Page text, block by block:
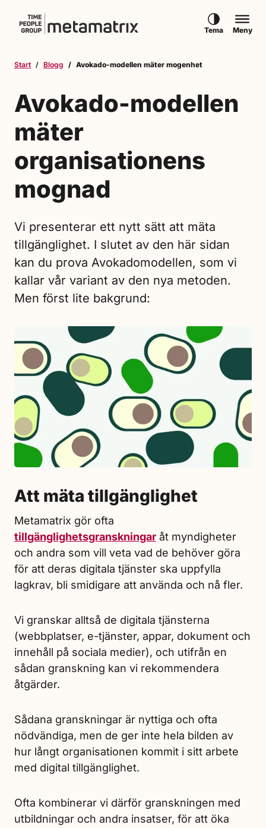
Hoppa till innehåll
Tema Meny
Start Blogg Avokado-modellen mäter mogenhet
Avokado-modellen
mäter
organisationens
mognad
Vi presenterar ett nytt sätt att mäta
tillgänglighet. I slutet av den här sidan
kan du prova Avokadomodellen, som vi
kallar vår variant av den nya metoden.
Men först lite bakgrund:
Att mäta tillgänglighet
Metamatrix gör ofta
tillgänglighetsgranskningar åt myndigheter
och andra som vill veta vad de behöver göra
för att deras digitala tjänster ska uppfylla
lagkrav, bli smidigare att använda och nå fler.
Vi granskar alltså de digitala tjänsterna
(webbplatser, e-tjänster, appar, dokument och
innehåll på sociala medier), och utifrån en
sådan granskning kan vi rekommendera
åtgärder.
Sådana granskningar är nyttiga och ofta
nödvändiga, men de ger inte hela bilden av
hur långt organisationen kommit i sitt arbete
med digital tillgänglighet.
Ofta kombinerar vi därför granskningen med
utbildningar och andra insatser, för att öka